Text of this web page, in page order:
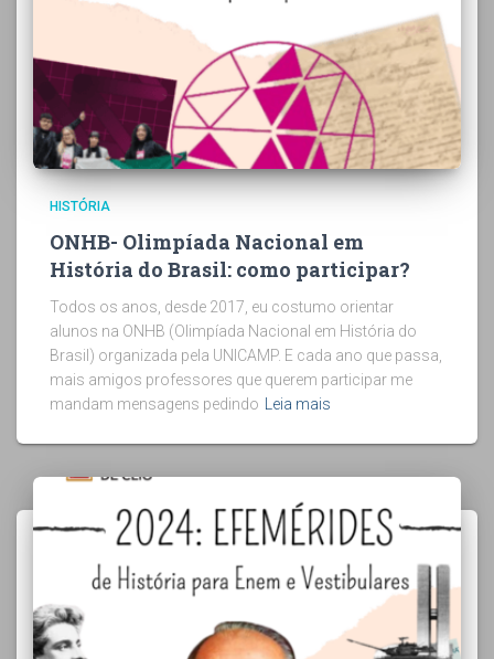
HISTÓRIA
ONHB- Olimpíada Nacional em
História do Brasil: como participar?
Todos os anos, desde 2017, eu costumo orientar
alunos na ONHB (Olimpíada Nacional em História do
Brasil) organizada pela UNICAMP. E cada ano que passa,
mais amigos professores que querem participar me
mandam mensagens pedindo
Leia mais